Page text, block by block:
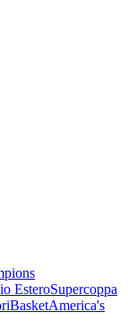
EsteroSupercoppa
BasketAmerica's